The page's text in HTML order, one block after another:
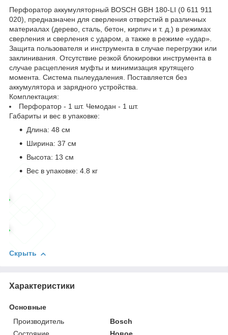
Перфоратор аккумуляторный BOSCH GBH 180-LI (0 611 911
020), предназначен для сверления отверстий в различных
материалах (дерево, сталь, бетон, кирпич и т. д.) в режимах
сверления и сверления с ударом, а также в режиме «удар».
Защита пользователя и инструмента в случае перегрузки или
заклинивания. Отсутствие резкой блокировки инструмента в
случае расцепления муфты и минимизация крутящего
момента. Система пылеудаления. Поставляется без
аккумулятора и зарядного устройства.
Комплектация:
Перфоратор - 1 шт. Чемодан - 1 шт.
Габариты и вес в упаковке:
Длина: 48 см
Ширина: 37 см
Высота: 13 см
Вес в упаковке: 4.8 кг
Скрыть
Характеристики
Основные
Производитель
Bosch